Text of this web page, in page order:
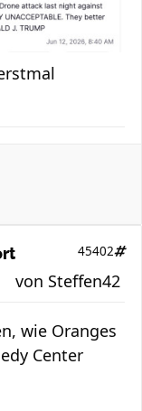
45402
von Steffen42
wie Oranges
Center